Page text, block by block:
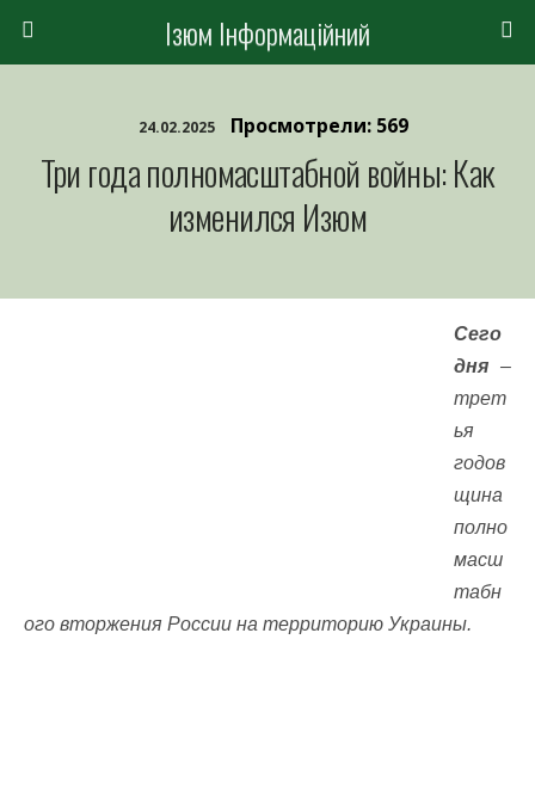
Ізюм Інформаційний
24.02.2025 Просмотрели: 569
Три года полномасштабной войны: Как
изменился Изюм
Сего
дня –
трет
ья
годов
щина
полно
масш
табн
ого вторжения России на территорию Украины.